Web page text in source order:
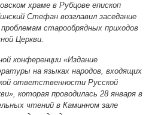
храме в Рубцове епископ
Стефан возглавил заседание
старообрядных приходов
Церкви.
конференции «Издание
на языках народов, входящих
ответственности Русской
которая проводилась 28 января в
чтений в Каминном зале